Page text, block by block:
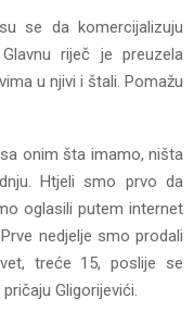
se da komercijalizuju
riječ je preuzela
u njivi i štali. Pomažu
onim šta imamo, ništa
Htjeli smo prvo da
oglasili putem internet
nedjelje smo prodali
treće 15, poslije se
Gligorijevići.